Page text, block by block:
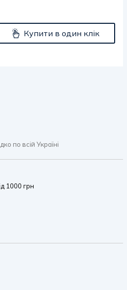
Купити в один клік
по всій Україні
1000 грн